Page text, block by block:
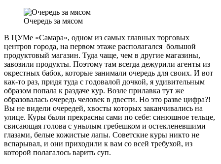
Очередь за мясом
В ЦУМе «Самара», одном из самых главных торговых
центров города, на первом этаже располагался большой
продуктовый магазин. Туда чаще, чем в другие магазины,
завозили продукты. Поэтому там всегда дежурили агенты из
окрестных бабок, которые занимали очередь для своих. И вот
как-то раз, придя туда с годовалой дочкой, я удивительным
образом попала к раздаче кур. Возле прилавка тут же
образовалась очередь человек в двести. Но это разве цифра?!
Вы не видели очередей, хвосты которых заканчивались на
улице. Куры были прекрасны сами по себе: синюшное тельце,
свисающая голова с унылым гребешком и остекленевшими
глазами, белые кожистые лапы. Советские куры никто не
вспарывал, и они приходили к вам со всей требухой, из
которой полагалось варить суп.